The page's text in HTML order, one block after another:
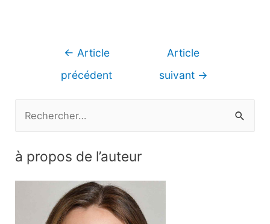
Navigation
← Article
précédent
Article
suivant →
h
à propos de l’auteur